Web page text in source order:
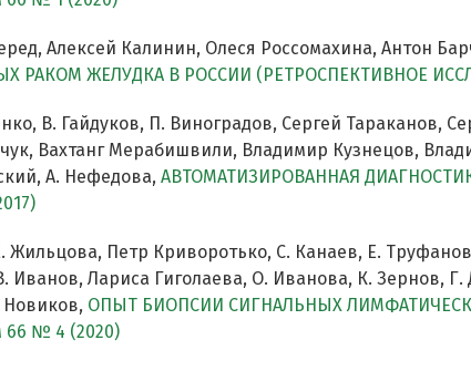
Алексей Калинин, Олеся Россомахина, Антон
РАКОМ ЖЕЛУДКА В РОССИИ (РЕТРОСПЕКТИВНОЕ
В. Гайдуков, П. Виноградов, Сергей Тараканов,
Вахтанг Мерабишвили, Владимир Кузнецов,
А. Нефедова, АВТОМАТИЗИРОВАННАЯ
Жильцова, Петр Криворотько, С. Канаев, Е.
Иванов, Лариса Гиголаева, О. Иванова, К. Зернов,
Новиков, ОПЫТ БИОПСИИ СИГНАЛЬНЫХ
66 № 4 (2020)